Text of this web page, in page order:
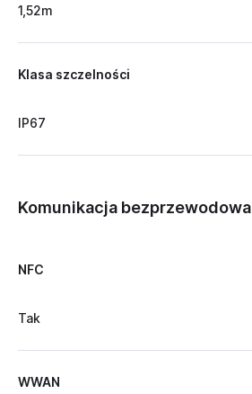
1,52m
Klasa szczelności
IP67
Komunikacja bezprzewodowa
NFC
Tak
WWAN